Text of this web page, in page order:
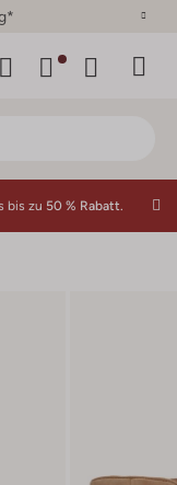
bis zu 50 % Rabatt.